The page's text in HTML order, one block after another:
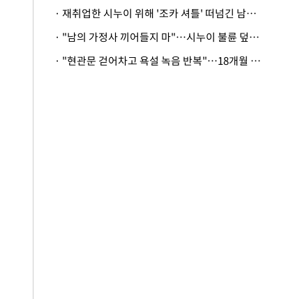
· 재취업한 시누이 위해 '조카 셔틀' 떠넘긴 남편…아내 "난 못한다"
· "남의 가정사 끼어들지 마"…시누이 불륜 덮으려는 남편에 억울한 아내
· "현관문 걷어차고 욕설 녹음 반복"…18개월 아기 키우는 집 뒤흔든 '앞집의 비극'